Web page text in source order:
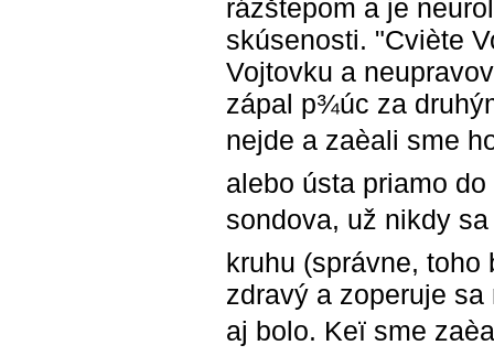
rázštepom a je
skúsenosti. "Cviète
Vojtovku a
zápal p¾úc za
nejde a zaèali sme
alebo ústa priamo
sondova, už nikdy
kruhu (správne,
zdravý a zoperuje
aj bolo. Keï sme